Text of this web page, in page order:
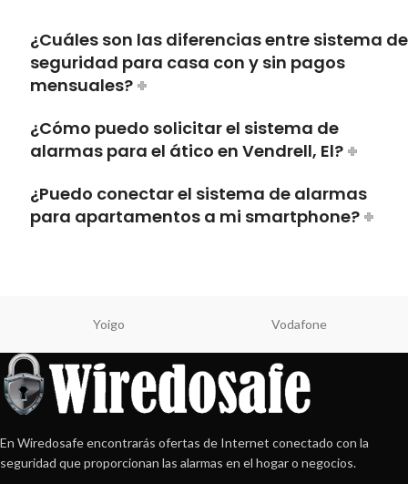
¿Cuáles son las diferencias entre sistema de
seguridad para casa con y sin pagos
mensuales?
¿Cómo puedo solicitar el sistema de
alarmas para el ático en Vendrell, El?
¿Puedo conectar el sistema de alarmas
para apartamentos a mi smartphone?
Yoigo Vodafone
En Wiredosafe encontrarás ofertas de Internet conectado con la
seguridad que proporcionan las alarmas en el hogar o negocios.